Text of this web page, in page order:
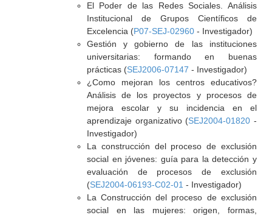
El Poder de las Redes Sociales. Análisis
Institucional de Grupos Científicos de
Excelencia (P07-SEJ-02960- Investigador)
Gestión y gobierno de las instituciones
universitarias: formando en buenas
prácticas (SEJ2006-07147 - Investigador)
¿Como mejoran los centros educativos?
Análisis de los proyectos y procesos de
mejora escolar y su incidencia en el
aprendizaje organizativo (SEJ2004-01820 -
Investigador)
La construcción del proceso de exclusión
social en jóvenes: guía para la detección y
evaluación de procesos de exclusión
(SEJ2004-06193-C02-01 - Investigador)
La Construcción del proceso de exclusión
social en las mujeres: origen, formas,